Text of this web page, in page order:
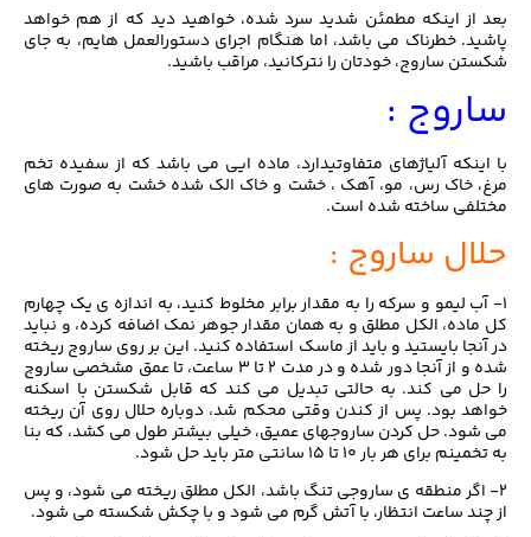
بعد از اینکه مطمئن شدید سرد شده، خواهید دید که از هم خواهد
پاشید. خطرناک می باشد، اما هنگام اجرای دستورالعمل هایم، به جای
شکستن ساروج، خودتان را نترکانید، مراقب باشید.
ساروج :
با اینکه آلیاژهای متفاوتیدارد، ماده ایی می باشد که از سفیده تخم
مرغ، خاک رس، مو، آهک ، خشت و خاک الک شده خشت به صورت های
مختلفی ساخته شده است.
حلال ساروج :
۱- آب لیمو و سرکه را به مقدار برابر مخلوط کنید، به اندازه ی یک چهارم
کل ماده، الکل مطلق و به همان مقدار جوهر نمک اضافه کرده، و نباید
در آنجا بایستید و باید از ماسک استفاده کنید. این بر روی ساروج ریخته
شده و از آنجا دور شده و در مدت ۲ تا ۳ ساعت، تا عمق مشخصی ساروج
را حل می کند. به حالتی تبدیل می کند که قابل شکستن با اسکنه
خواهد بود. پس از کندن وقتی محکم شد، دوباره حلال روی آن ریخته
می شود. حل کردن ساروجهای عمیق، خیلی بیشتر طول می کشد، که بنا
به تخمینم برای هر بار ۱۰ تا ۱۵ سانتی متر باید حل شود.
۲- اگر منطقه ی ساروجی تنگ باشد، الکل مطلق ریخته می شود، و پس
از چند ساعت انتظار، با آتش گرم می شود و با چکش شکسته می شود.